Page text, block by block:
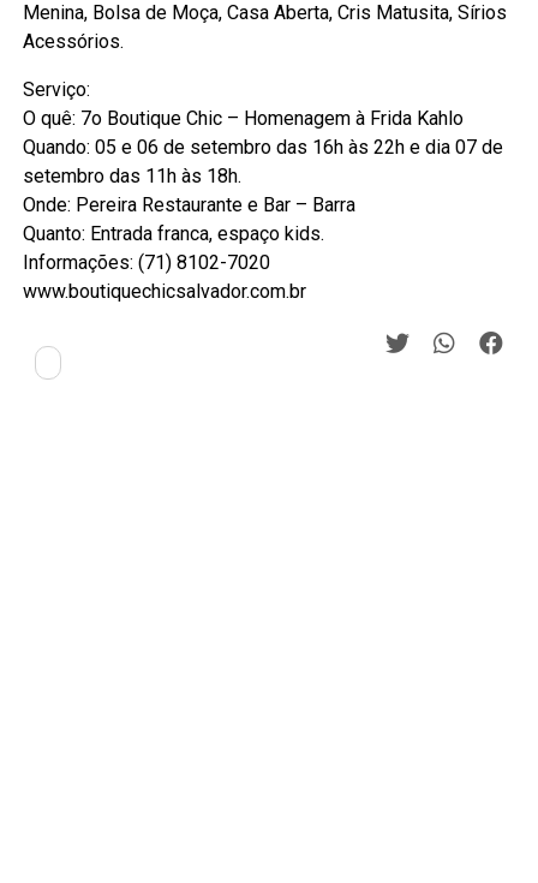
Menina, Bolsa de Moça, Casa Aberta, Cris Matusita, Sírios
Acessórios.
Serviço:
O quê: 7o Boutique Chic – Homenagem à Frida Kahlo
Quando: 05 e 06 de setembro das 16h às 22h e dia 07 de
setembro das 11h às 18h.
Onde: Pereira Restaurante e Bar – Barra
Quanto: Entrada franca, espaço kids.
Informações: (71) 8102-7020
www.boutiquechicsalvador.com.br